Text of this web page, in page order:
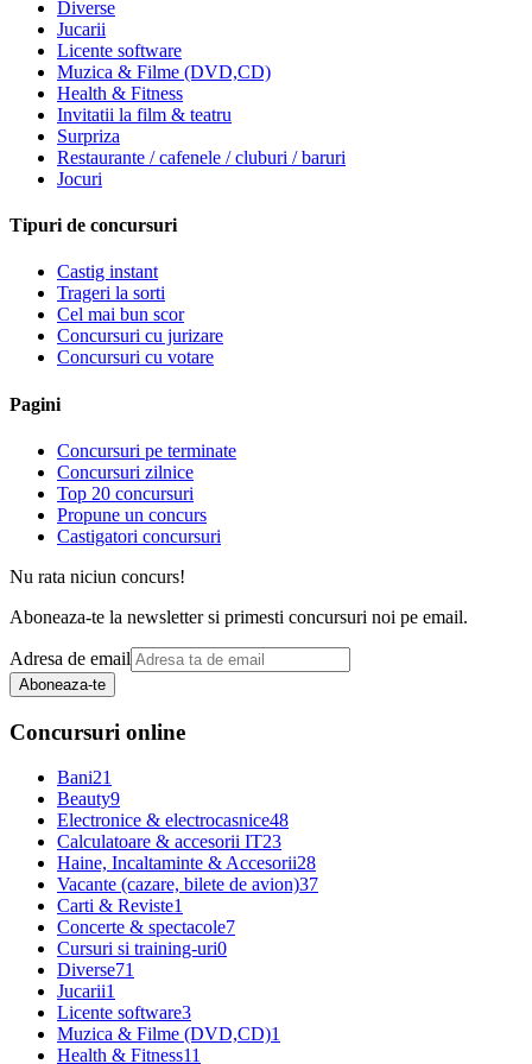
Diverse
Jucarii
Licente software
Muzica & Filme (DVD,CD)
Health & Fitness
Invitatii la film & teatru
Surpriza
Restaurante / cafenele / cluburi / baruri
Jocuri
Tipuri de concursuri
Castig instant
Trageri la sorti
Cel mai bun scor
Concursuri cu jurizare
Concursuri cu votare
Pagini
Concursuri pe terminate
Concursuri zilnice
Top 20 concursuri
Propune un concurs
Castigatori concursuri
Nu rata niciun concurs!
Aboneaza-te la newsletter si primesti concursuri noi pe email.
Adresa de email
Aboneaza-te
Concursuri online
Bani21
Beauty9
Electronice & electrocasnice48
Calculatoare & accesorii IT23
Haine, Incaltaminte & Accesorii28
Vacante (cazare, bilete de avion)37
Carti & Reviste1
Concerte & spectacole7
Cursuri si training-uri0
Diverse71
Jucarii1
Licente software3
Muzica & Filme (DVD,CD)1
Health & Fitness11